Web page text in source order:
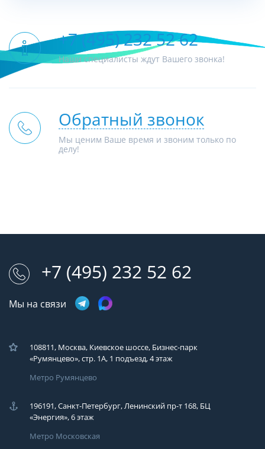
+7 (495) 232 52 62
Наши специалисты ждут Вашего звонка!
Обратный звонок
Мы ценим Ваше время и звоним только по
делу!
+7 (495) 232 52 62
Мы на связи
108811, Москва, Киевское шоссе, Бизнес-парк
«Румянцево», стр. 1А, 1 подъезд, 4 этаж
Метро Румянцево
196191, Санкт-Петербург, Ленинский пр-т 168, БЦ
«Энергия», 6 этаж
Метро Московская